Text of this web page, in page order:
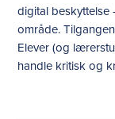
digital
område.
Elever (og
handle kritisk og